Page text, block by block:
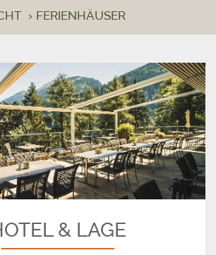
› FERIENHÄUSER
& LAGE